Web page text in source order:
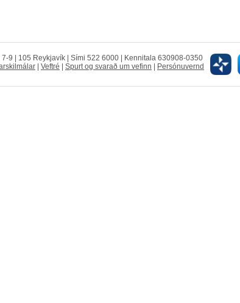
9 | 105 Reykjavík | Sími 522 6000 | Kennitala 630908-0350
| Veftré | Spurt og svarað um vefinn | Persónuvernd